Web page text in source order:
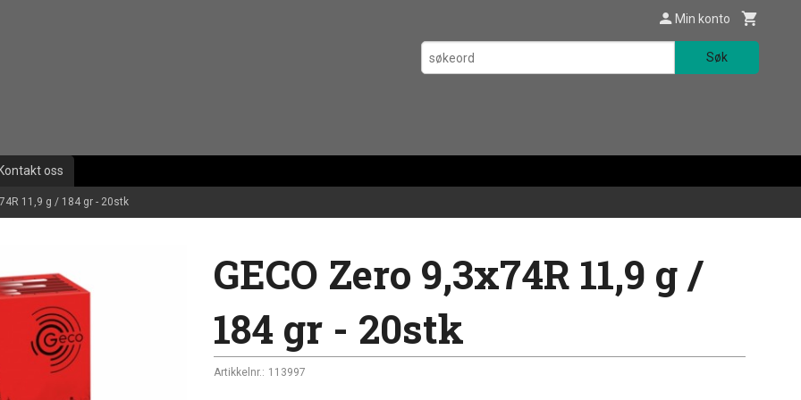
Min konto
Søk
Kontakt oss
11,9 g / 184 gr - 20stk
GECO Zero 9,3x74R 11,9 g /
184 gr - 20stk
Artikkelnr.: 113997